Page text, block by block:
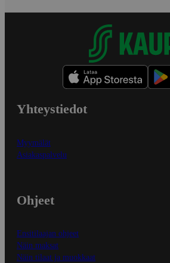
Yhteystiedot
Myymälät
Asiakaspalvelu
Ohjeet
Ensitilaajan ohjeet
Näin maksat
Näin tilaat ja muokkaat